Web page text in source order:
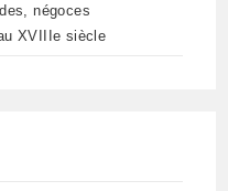
négoces
XVIIIe siècle